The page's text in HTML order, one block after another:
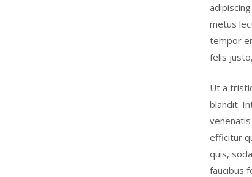
metus
tempor
felis
Ut a
blandit.
efficitur
quis,
faucibus